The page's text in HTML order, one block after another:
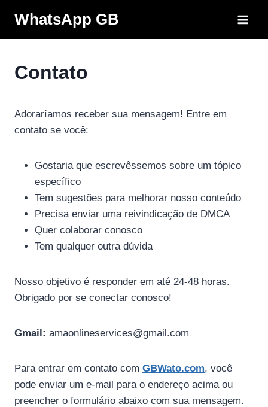
para
o
WhatsApp GB
Contato
Adoraríamos receber sua mensagem! Entre em
contato se você:
Gostaria que escrevêssemos sobre um tópico
específico
Tem sugestões para melhorar nosso conteúdo
Precisa enviar uma reivindicação de DMCA
Quer colaborar conosco
Tem qualquer outra dúvida
Nosso objetivo é responder em até 24-48 horas.
Obrigado por se conectar conosco!
Gmail: amaonlineservices@gmail.com
Para entrar em contato com GBWato.com, você
pode enviar um e-mail para o endereço acima ou
preencher o formulário abaixo com sua mensagem.